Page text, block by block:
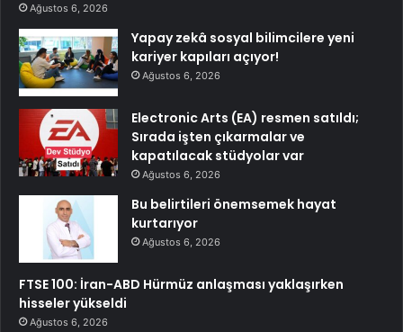
Ağustos 6, 2026
Yapay zekâ sosyal bilimcilere yeni
kariyer kapıları açıyor!
Ağustos 6, 2026
Electronic Arts (EA) resmen satıldı;
Sırada işten çıkarmalar ve
kapatılacak stüdyolar var
Ağustos 6, 2026
Bu belirtileri önemsemek hayat
kurtarıyor
Ağustos 6, 2026
FTSE 100: İran-ABD Hürmüz anlaşması yaklaşırken
hisseler yükseldi
Ağustos 6, 2026